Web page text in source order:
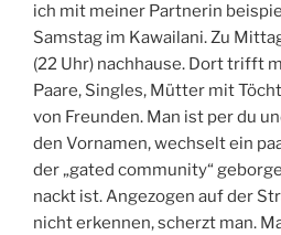
ich mit meiner Partnerin
Samstag im Kawailani. Zu
(22 Uhr) nachhause. Dort trifft
Paare, Singles, Mütter mit
von Freunden. Man ist per du
den Vornamen, wechselt ein
der „gated community“
nackt ist. Angezogen auf der
nicht erkennen, scherzt man.